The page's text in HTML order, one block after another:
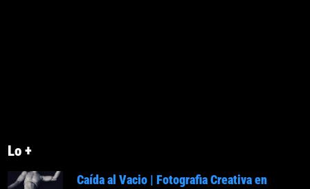
Lo +
Caída al Vacio | Fotografia Creativa en